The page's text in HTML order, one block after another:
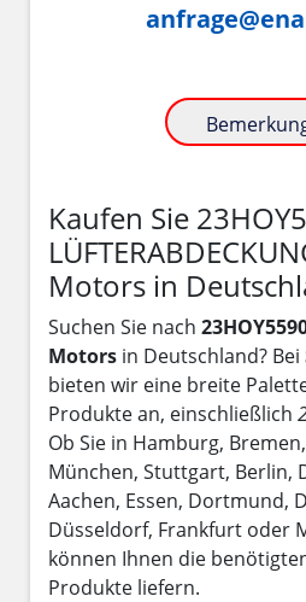
Kaufen Sie
Motors in
Suchen Sie nach
Motors in Deutschland? Bei
bieten wir eine breite
Produkte an, einschließlich
Ob Sie in Hamburg,
München, Stuttgart, Berlin,
Aachen, Essen, Dortmund,
Düsseldorf, Frankfurt oder
können Ihnen die
Produkte liefern.